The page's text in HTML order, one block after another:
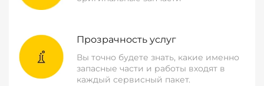
Прозрачность услуг
Вы точно будете знать, какие именно
запасные части и работы входят в
каждый сервисный пакет.